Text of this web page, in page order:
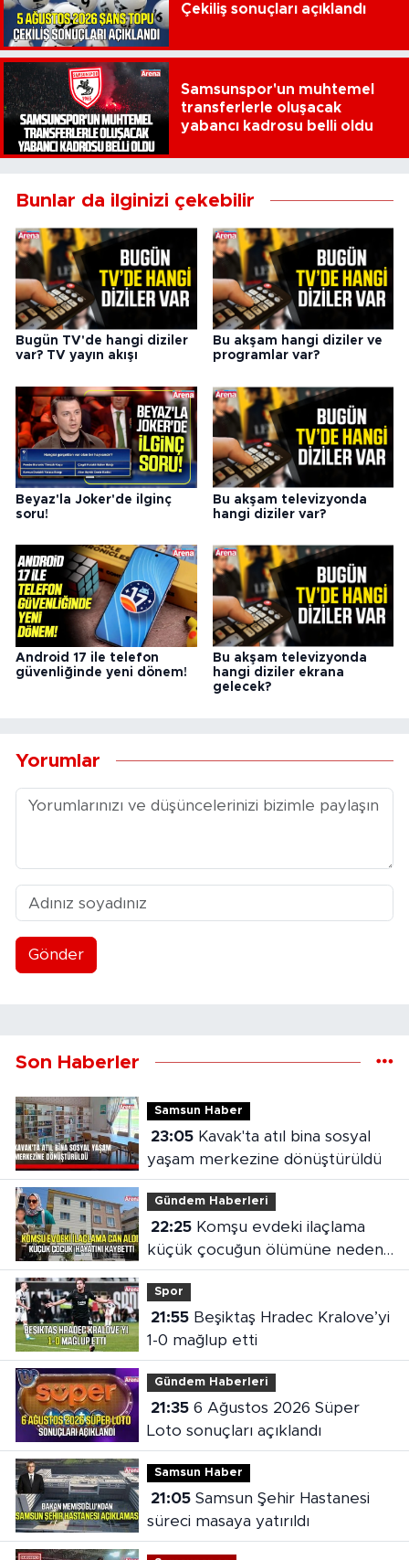
Çekiliş sonuçları açıklandı
Samsunspor'un muhtemel
transferlerle oluşacak
yabancı kadrosu belli oldu
Bunlar da ilginizi çekebilir
Bugün TV'de hangi diziler
var? TV yayın akışı
Bu akşam hangi diziler ve
programlar var?
Beyaz'la Joker'de ilginç
soru!
Bu akşam televizyonda
hangi diziler var?
Android 17 ile telefon
güvenliğinde yeni dönem!
Bu akşam televizyonda
hangi diziler ekrana
gelecek?
Yorumlar
Gönder
Son Haberler
Samsun Haber
23:05Kavak'ta atıl bina sosyal
yaşam merkezine dönüştürüldü
Gündem Haberleri
22:25Komşu evdeki ilaçlama
küçük çocuğun ölümüne neden
oldu
Spor
21:55Beşiktaş Hradec Kralove’yi
1-0 mağlup etti
Gündem Haberleri
21:356 Ağustos 2026 Süper
Loto sonuçları açıklandı
Samsun Haber
21:05Samsun Şehir Hastanesi
süreci masaya yatırıldı